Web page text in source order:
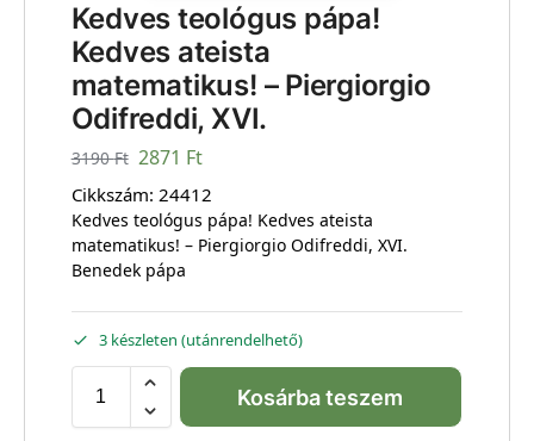
Kedves teológus pápa!
Kedves ateista
matematikus! – Piergiorgio
Odifreddi, XVI.
3190Ft 2871 Ft
Cikkszám: 24412
Kedves teológus pápa! Kedves ateista
matematikus! – Piergiorgio Odifreddi, XVI.
Benedek pápa
3 készleten (utánrendelhető)
Kosárba teszem